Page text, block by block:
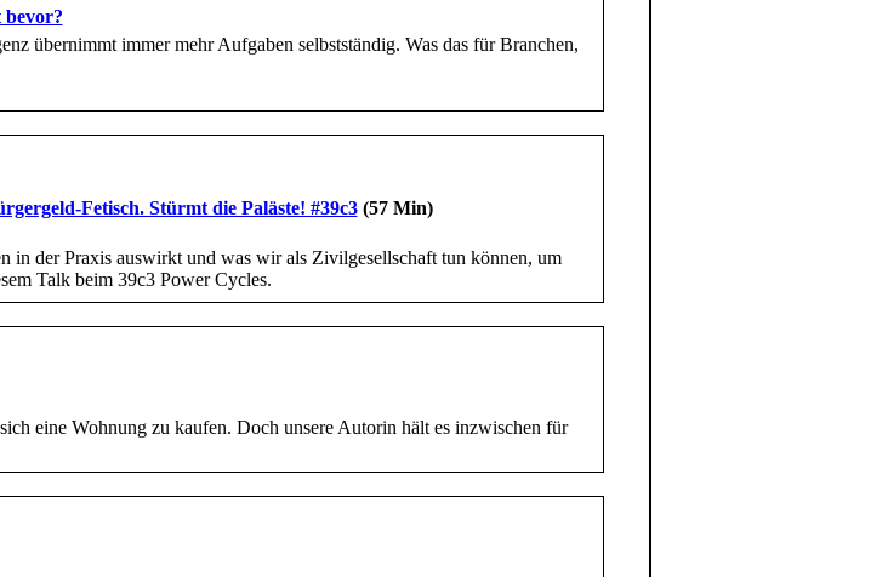
bevor?
übernimmt immer mehr Aufgaben selbstständig. Was das für Branchen,
Fetisch. Stürmt die Paläste! #39c3(57 Min)
in der Praxis auswirkt und was wir als Zivilgesellschaft tun können, um
Talk beim 39c3 Power Cycles.
eine Wohnung zu kaufen. Doch unsere Autorin hält es inzwischen für